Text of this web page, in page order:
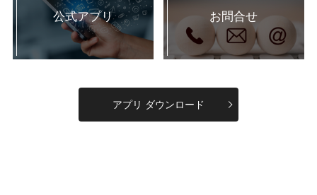
公式アプリ お問合せ
アプリ ダウンロード